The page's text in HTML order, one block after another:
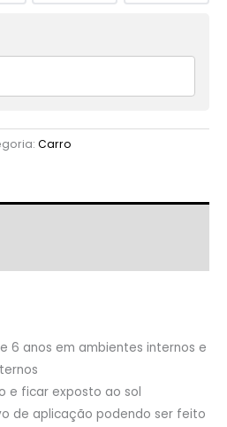
Carro
6 anos em ambientes internos e
e ficar exposto ao sol
de aplicação podendo ser feito